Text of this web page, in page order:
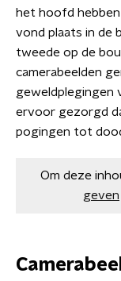
het hoofd
vond plaats in de
tweede op de
camerabeelden
geweldplegingen
ervoor gezorgd
pogingen tot
Om deze
geven